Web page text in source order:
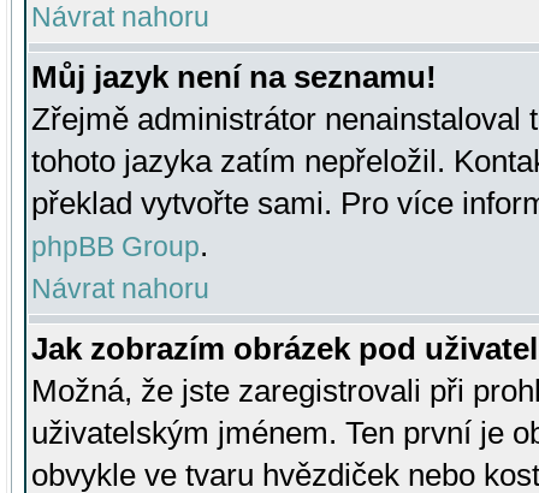
Návrat nahoru
Můj jazyk není na seznamu!
Zřejmě administrátor nenainstaloval
tohoto jazyka zatím nepřeložil.
překlad vytvořte sami. Pro více
phpBB Group.
Návrat nahoru
Jak zobrazím obrázek pod
Možná, že jste zaregistrovali při
uživatelským jménem. Ten první je
obvykle ve tvaru hvězdiček nebo